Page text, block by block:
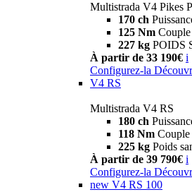
Multistrada V4 Pikes
170 ch
125 Nm Couple
227 kg POIDS
À partir de 33 190€ i
Configurez-la
V4 RS
Multistrada V4 RS
180 ch
118 Nm Couple
225 kg Poids
À partir de 39 790€ i
Configurez-la
new V4 RS 100